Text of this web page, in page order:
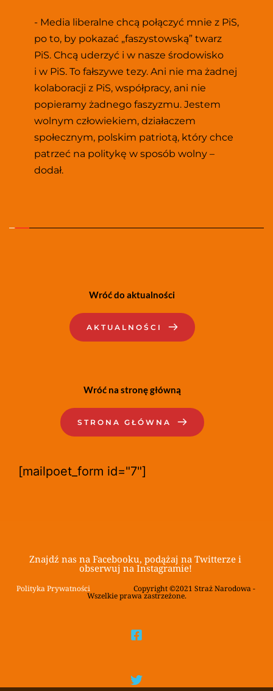
- Media liberalne chcą połączyć mnie z PiS,
po to, by pokazać „faszystowską” twarz
PiS. Chcą uderzyć i w nasze środowisko
i w PiS. To fałszywe tezy. Ani nie ma żadnej
kolaboracji z PiS, współpracy, ani nie
popieramy żadnego faszyzmu. Jestem
wolnym człowiekiem, działaczem
społecznym, polskim patriotą, który chce
patrzeć na politykę w sposób wolny –
dodał.
Wróć do aktualności
AKTUALNOŚCI
Wróć na stronę główną
STRONA GŁÓWNA
[mailpoet_form id="7"]
Znajdź nas na Facebooku, podążaj na Twitterze i
obserwuj na Instagramie!
Polityka Prywatności
			Copyright ©2021 Straż Narodowa -
Wszelkie prawa zastrzeżone.